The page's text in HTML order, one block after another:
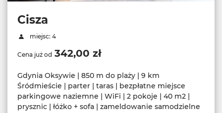
Cisza
miejsc: 4
Cena już od 342,00 zł
Gdynia Oksywie | 850 m do plaży | 9 km
Śródmieście | parter | taras | bezpłatne miejsce
parkingowe naziemne | WiFi | 2 pokoje | 40 m2 |
prysznic | łóżko + sofa | zameldowanie samodzielne